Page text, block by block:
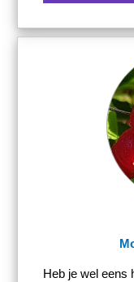
Heb je wel eens